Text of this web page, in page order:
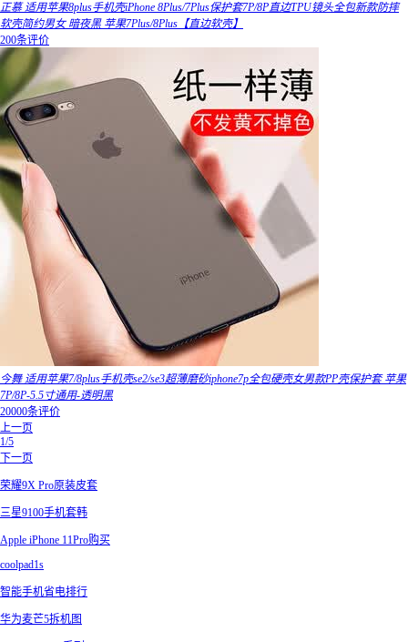
正慕 适用苹果8plus手机壳iPhone 8Plus/7Plus保护套7P/8P直边TPU镜头全包新款防摔
软壳简约男女 暗夜黑 苹果7Plus/8Plus【直边软壳】
200条评价
今舞 适用苹果7/8plus手机壳se2/se3超薄磨砂iphone7p全包硬壳女男款PP壳保护套 苹果
7P/8P-5.5寸通用-透明黑
20000条评价
上一页
1/5
下一页
荣耀9X Pro原装皮套
三星9100手机套韩
Apple iPhone 11Pro购买
coolpad1s
智能手机省电排行
华为麦芒5拆机图